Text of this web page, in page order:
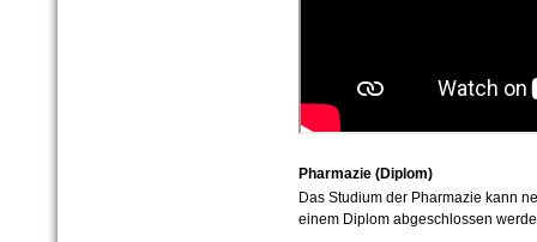
Pharmazie (Diplom)
Das Studium der Pharmazie kann
einem Diplom abgeschlossen